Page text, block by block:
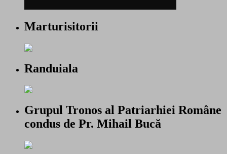
Marturisitorii
Randuiala
Grupul Tronos al Patriarhiei Române
condus de Pr. Mihail Bucă